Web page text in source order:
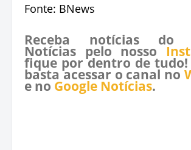
Fonte: BNews
Receba notícias do
Notícias pelo nosso
fique por dentro de tudo!
basta acessar o canal no
e no Google Notícias.